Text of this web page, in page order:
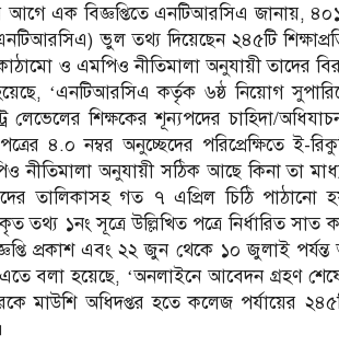
আগে এক বিজ্ঞপ্তিতে এনটিআরসিএ জানায়,
ভুল তথ্য দিয়েছেন ২৪৫টি
ও এমপিও নীতিমালা অনুযায়ী তাদের
‘এনটিআরসিএ কর্তৃক ৬ষ্ঠ নিয়োগ
লেভেলের শিক্ষকের শূন্যপদের চাহিদা/
৪.০ নম্বর অনুচ্ছেদের পরিপ্রেক্ষিতে ই-
অনুযায়ী সঠিক আছে কিনা তা
তালিকাসহ গত ৭ এপ্রিল চিঠি পাঠানো
তথ্য ১নং সূত্রে উল্লিখিত পত্রে নির্ধারিত
প্রকাশ এবং ২২ জুন থেকে ১০ জুলাই পর্যন্ত
বলা হয়েছে, ‘অনলাইনে আবেদন গ্রহণ
মাউশি অধিদপ্তর হতে কলেজ পর্যায়ের